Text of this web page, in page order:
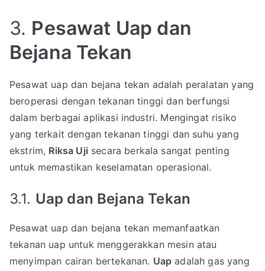
3. Pesawat Uap dan
Bejana Tekan
Pesawat uap dan bejana tekan adalah peralatan yang
beroperasi dengan tekanan tinggi dan berfungsi
dalam berbagai aplikasi industri. Mengingat risiko
yang terkait dengan tekanan tinggi dan suhu yang
ekstrim, Riksa Uji secara berkala sangat penting
untuk memastikan keselamatan operasional.
3.1. Uap dan Bejana Tekan
Pesawat uap dan bejana tekan memanfaatkan
tekanan uap untuk menggerakkan mesin atau
menyimpan cairan bertekanan. Uap adalah gas yang